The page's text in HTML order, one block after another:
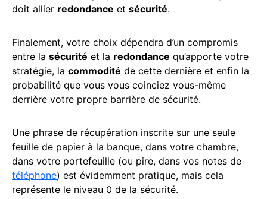
doit allier redondance et sécurité.
Finalement, votre choix dépendra d’un compromis
entre la sécurité et la redondance qu’apporte votre
stratégie, la commodité de cette dernière et enfin la
probabilité que vous vous coinciez vous-même
derrière votre propre barrière de sécurité.
Une phrase de récupération inscrite sur une seule
feuille de papier à la banque, dans votre chambre,
dans votre portefeuille (ou pire, dans vos notes de
téléphone) est évidemment pratique, mais cela
représente le niveau 0 de la sécurité.